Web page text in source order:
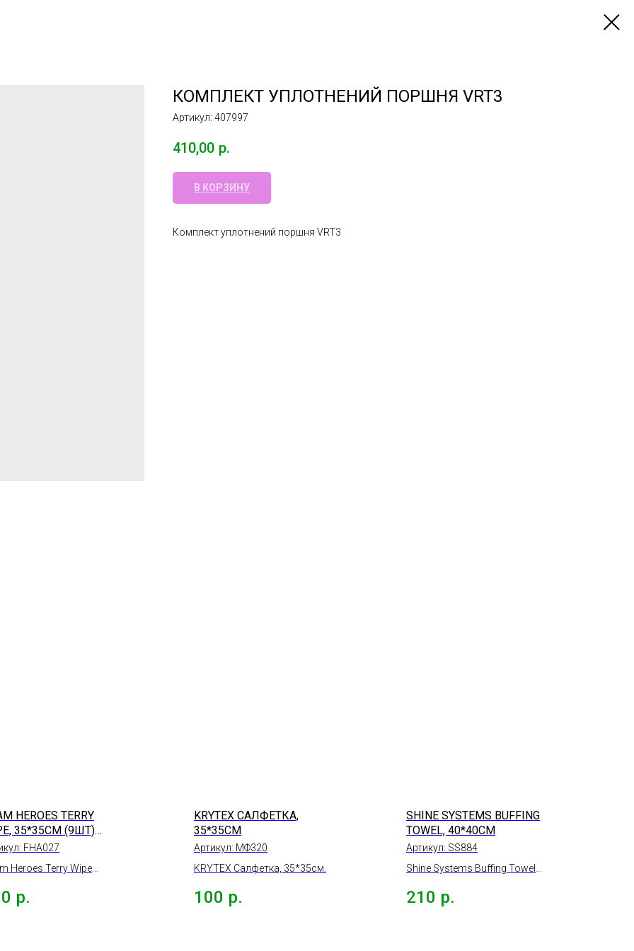
КОМПЛЕКТ УПЛОТНЕНИЙ ПОРШНЯ VRT3
Артикул: 407997
410,00 р.
В КОРЗИНУ
Комплект уплотнений поршня VRT3
HEROES TERRY
35*35СМ (9ШТ)
М2
FHA027
Heroes Terry Wipe
микрофибра
р.
KRYTEX САЛФЕТКА,
35*35СМ
Артикул: МФ320
KRYTEX Салфетка, 35*35см.
100 р.
SHINE SYSTEMS BUFFING
TOWEL, 40*40СМ
Артикул: SS884
Shine Systems Buffing Towel
располировки составов,
210 р.